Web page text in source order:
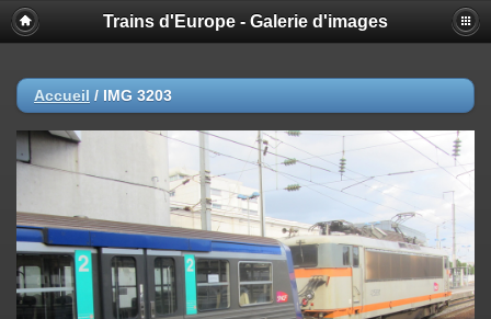
Trains d'Europe - Galerie d'images
Accueil / IMG 3203